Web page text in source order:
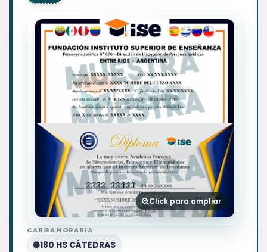
Click para ampliar
CARGA HORARIA
180 HS CÁTEDRAS